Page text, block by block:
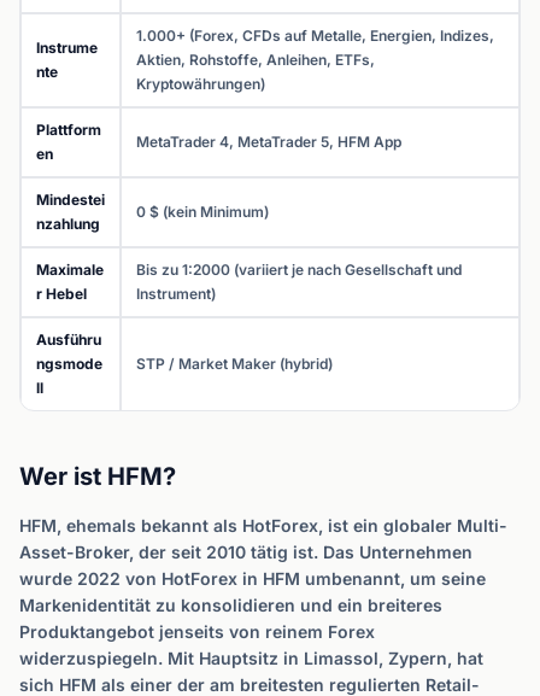
Instrume
nte
1.000+ (Forex, CFDs auf Metalle, Energien, Indizes,
Aktien, Rohstoffe, Anleihen, ETFs,
Kryptowährungen)
Plattform
en
MetaTrader 4, MetaTrader 5, HFM App
Mindestei
nzahlung
0 $ (kein Minimum)
Maximale
r Hebel
Bis zu 1:2000 (variiert je nach Gesellschaft und
Instrument)
Ausführu
ngsmode
ll
STP / Market Maker (hybrid)
Wer ist HFM?
HFM, ehemals bekannt als HotForex, ist ein globaler Multi-
Asset-Broker, der seit 2010 tätig ist. Das Unternehmen
wurde 2022 von HotForex in HFM umbenannt, um seine
Markenidentität zu konsolidieren und ein breiteres
Produktangebot jenseits von reinem Forex
widerzuspiegeln. Mit Hauptsitz in Limassol, Zypern, hat
sich HFM als einer der am breitesten regulierten Retail-